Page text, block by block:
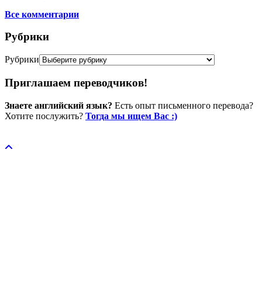
Все комментарии
Рубрики
Рубрики
Приглашаем переводчиков!
Знаете английский язык? Есть опыт письменного перевода?
Хотите послужить? Тогда мы ищем Вас :)